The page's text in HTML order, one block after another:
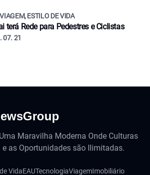
ESTILO DE VIDA
terá Rede para Pedestres e Ciclistas
07. 21
Maravilha Moderna Onde Culturas
e as Oportunidades são Ilimitadas.
VidaEAUTecnologiaViagemImobiliário